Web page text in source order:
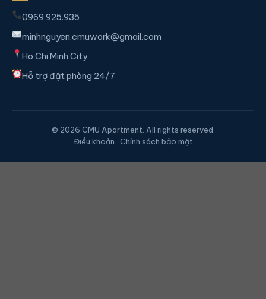
0969.925.935
minhnguyen.cmuwork@gmail.com
Ho Chi Minh City
Hỗ trợ đặt phòng 24/7
© 2026 CMU Apartment. All rights reserved.
Điều khoản · Chính sách bảo mật